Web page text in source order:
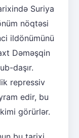
Suriya
nöqtəsi
ildönümünü
Dəməşqin
daşır.
repressiv
edir, bu
görürlər.